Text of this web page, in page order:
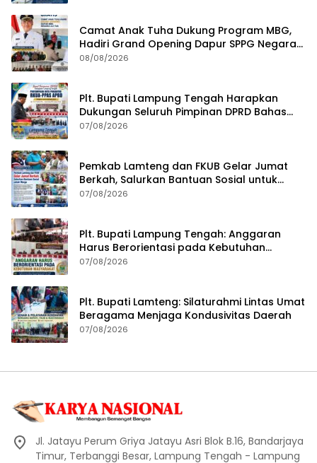
Camat Anak Tuha Dukung Program MBG,
Hadiri Grand Opening Dapur SPPG Negara
Aji Tua Lampung Tengah
08/08/2026
Plt. Bupati Lampung Tengah Harapkan
Dukungan Seluruh Pimpinan DPRD Bahas
RKUA-PPAS APBD Tahun 2027
07/08/2026
Pemkab Lamteng dan FKUB Gelar Jumat
Berkah, Salurkan Bantuan Sosial untuk
Warga
07/08/2026
Plt. Bupati Lampung Tengah: Anggaran
Harus Berorientasi pada Kebutuhan
Masyarakat
07/08/2026
Plt. Bupati Lamteng: Silaturahmi Lintas Umat
Beragama Menjaga Kondusivitas Daerah
07/08/2026
Jl. Jatayu Perum Griya Jatayu Asri Blok B.16, Bandarjaya
Timur, Terbanggi Besar, Lampung Tengah - Lampung